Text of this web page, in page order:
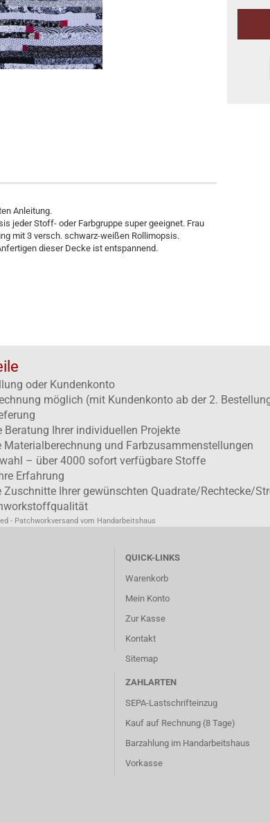
Anleitung.
jeder Stoff- oder Farbgruppe super geeignet. Frau
mit 3 versch. schwarz-weißen Rollimopsis.
dieser Decke ist entspannend.
oder Kundenkonto
möglich (mit Kundenkonto ab der 2.
Beratung Ihrer individuellen Projekte
Materialberechnung und Farbzusammenstellungen
– über 4000 sofort verfügbare Stoffe
Erfahrung
Zuschnitte Ihrer gewünschten Quadrate/Rechtecke/
- Patchworkversand vom Handarbeitshaus
QUICK-LINKS
Warenkorb
Mein Konto
Zur Kasse
Kontakt
Sitemap
ZAHLARTEN
SEPA-Lastschrifteinzug
Kauf auf Rechnung (8 Tage)
Barzahlung im Handarbeitshaus
Vorkasse